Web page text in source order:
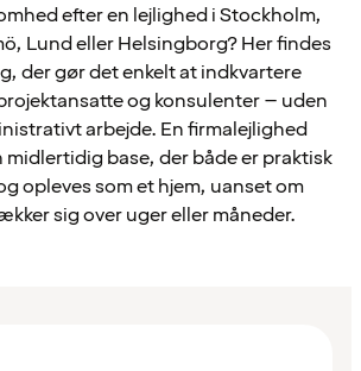
efter en lejlighed i Stockholm,
Lund eller Helsingborg? Her findes
der gør det enkelt at indkvartere
og konsulenter – uden
arbejde. En firmalejlighed
base, der både er praktisk
opleves som et hjem, uanset om
sig over uger eller måneder.